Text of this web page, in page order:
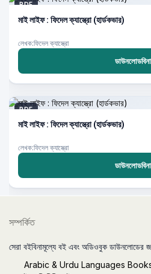
PDF
মাই লাইফ : ফিদেল ক্যাস্ত্রো (হার্ডকভার)
লেখক:ফিদেল ক্যাস্ত্রো
PDF
মাই লাইফ : ফিদেল ক্যাস্ত্রো (হার্ডকভার)
লেখক:ফিদেল ক্যাস্ত্রো
সম্পর্কিত
সেরা বইবিনামূল্যে বই এবং অডিওবুক ডাউনলোডের
Arabic & Urdu Languages